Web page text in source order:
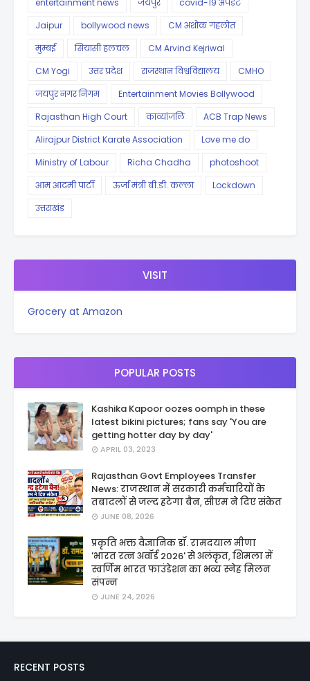
entertainment news जयपुर
covid-19 अपडेट
Jaipur
bollywood news
CM अशोक गहलोत
मुम्बई
सियासी हलचल
CM Arvind Kejriwal
CM Yogi
उत्तर प्रदेश राजस्थान विश्वविद्यालय
CMHO
जयपुर नगर निगम
Entertainment Movies Bollywood
Rajasthan High Court
काव्यांजलि
ACB Trap News
Alirajpur District Karate Association
Love me do
Ministry of Labour
Richa Chadha
photoshoot
आम आदमी पार्टी
ऊर्जा मंत्री बी.डी. कल्ला
Lockdown
उत्तराखंड
VISIT
Grocery at Amazon
POPULAR POSTS
Kashika Kapoor oozes oomph in these
latest bikini pictures; fans say 'You are
getting hotter day by day'
APRIL 03, 2023
Rajasthan Govt Employees Transfer
News: राजस्थान में सरकारी कर्मचारियों के
तबादलों से जल्द हटेगा बैन, सीएम ने दिए संकेत
JUNE 08, 2026
प्रकृति भक्त वैज्ञानिक डॉ. रामदयाल मीणा
'भारत रत्न अवॉर्ड 2026' से अलंकृत, शिमला में
स्वर्णिम भारत फाउंडेशन का भव्य स्नेह मिलन
संपन्न
JUNE 24, 2026
RECENT POSTS